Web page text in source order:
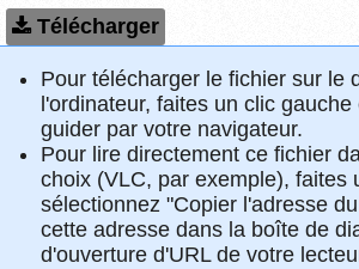
Télécharger
Pour télécharger le fichier sur le
l'ordinateur, faites un clic
guider par votre navigateur.
Pour lire directement ce fichier
choix (VLC, par exemple), faites
sélectionnez "Copier l'adresse
cette adresse dans la boîte de
d'ouverture d'URL de votre